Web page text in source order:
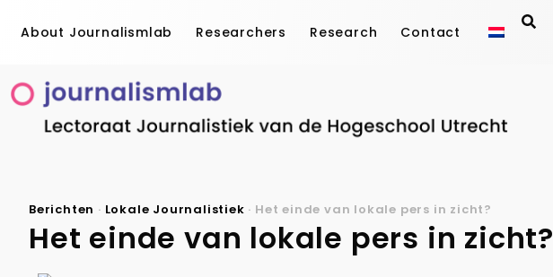
About Journalismlab Researchers Research Contact
Berichten · Lokale Journalistiek · Het einde van lokale pers in zicht?
Het einde van lokale pers in zicht?